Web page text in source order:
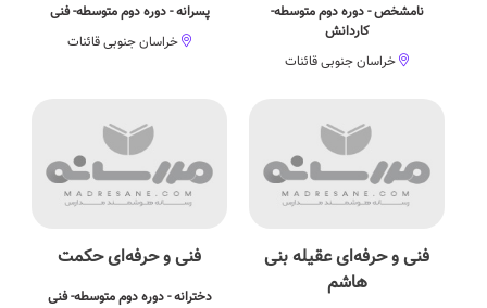
نامشخص - دوره دوم متوسطه-
کاردانش
خراسان جنوبی قائنات
پسرانه - دوره دوم متوسطه- فنی
خراسان جنوبی قائنات
فنی و حرفه‌ای عقیله بنی
هاشم
فنی و حرفه‌ای حکمت
دخترانه - دوره دوم متوسطه- فنی